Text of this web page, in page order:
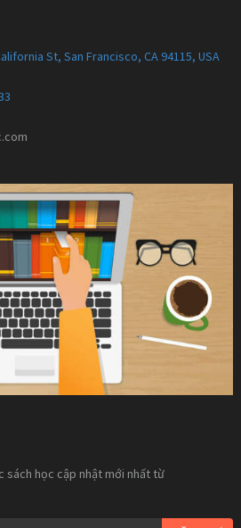
St, San Francisco, CA 94115, USA
sách học cập nhật mới nhất từ